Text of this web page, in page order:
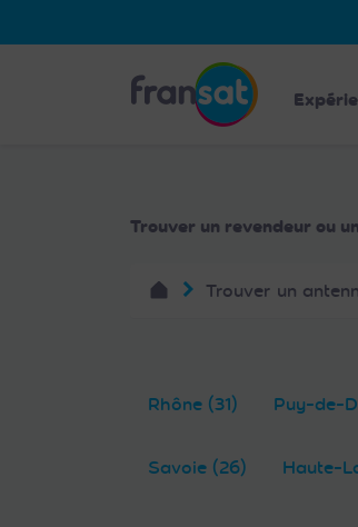
noter
Trouver un revendeur ou
Trouver un
Rhône (31) Puy-de-
Savoie (26) Haute-